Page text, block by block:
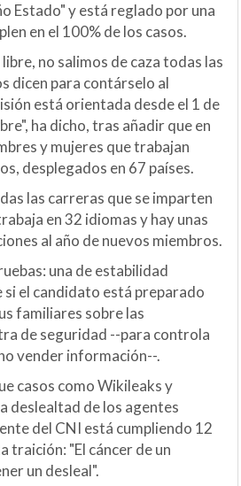
Estado" y está reglado por una
en el 100% de los casos.
no salimos de caza todas las
dicen para contárselo al
está orientada desde el 1 de
ha dicho, tras añadir que en
y mujeres que trabajan
desplegados en 67 países.
las carreras que se imparten
en 32 idiomas y hay unas
al año de nuevos miembros.
una de estabilidad
si el candidato está preparado
familiares sobre las
de seguridad --para controla
vender información--.
casos como Wikileaks y
deslealtad de los agentes
del CNI está cumpliendo 12
traición: "El cáncer de un
un desleal".